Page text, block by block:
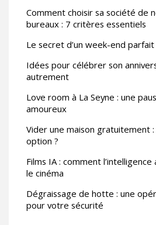
Comment choisir sa société de
bureaux : 7 critères essentiels
Le secret d’un week-end
Idées pour célébrer son
autrement
Love room à La Seyne : une
amoureux
Vider une maison gratuitement
option ?
Films IA : comment
le cinéma
Dégraissage de hotte : une
pour votre sécurité